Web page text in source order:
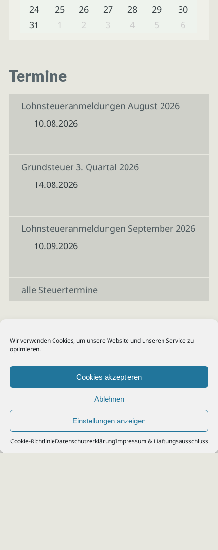
Wir verwenden Cookies, um unsere Website und unseren Service zu
optimieren.
Cookies akzeptieren
Ablehnen
Einstellungen anzeigen
Cookie-RichtlinieDatenschutzerklärungImpressum & Haftungsausschluss
24
25 26 27 28 29
30
31
1 2 3 4 5 6
Termine
Lohnsteueranmeldungen August 2026
10.08.2026
Grundsteuer 3. Quartal 2026
14.08.2026
Lohnsteueranmeldungen September 2026
10.09.2026
alle Steuertermine
© 2026Steuerberater Kempf, Köln - Steuerberatung Poll, Porz, Deutz, Mülheim,